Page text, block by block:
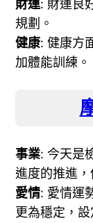
財運: 財運良
規劃。
健康: 健康方
加體能訓練。
事業: 今天是
進度的推進
愛情: 愛情運
更為穩定，